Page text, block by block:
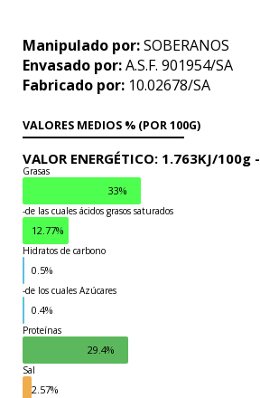
Manipulado por:SOBERANOS
Envasado por:A.S.F. 901954/SA
Fabricado por: 10.02678/SA
VALORES MEDIOS % (POR 100G)
VALOR ENERGÉTICO: 1.763KJ/100g -
Grasas
33%
-de las cuales ácidos grasos saturados
12.77%
Hidratos de carbono
0.5%
-de los cuales Azúcares
Grasas
0.4%
Proteínas
29.4%
Sal
2.57%